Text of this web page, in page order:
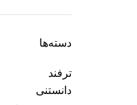
دسته‌ها
ترفند
دانستنی